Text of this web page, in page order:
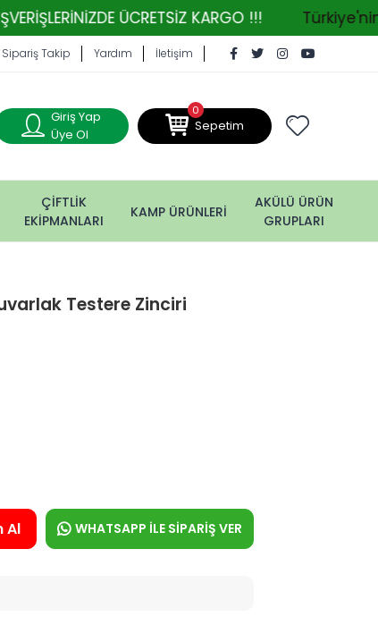
ÜCRETSİZ KARGO !!! Türkiye'nin Tarım
Sipariş Takip Yardım İletişim
Giriş Yap
Üye Ol
0
Sepetim
ÇİFTLİK
EKİPMANLARI
KAMP ÜRÜNLERİ
AKÜLÜ ÜRÜN
GRUPLARI
Testere Zinciri
Al WHATSAPP İLE SİPARİŞ VER